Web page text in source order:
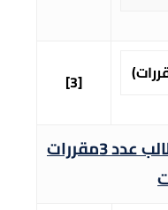
[3]
عدد3مقررات